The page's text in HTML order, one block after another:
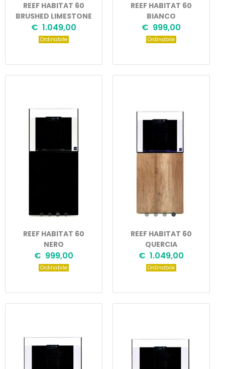
REEF HABITAT 60
BRUSHED LIMESTONE
€ 1.049,00
Ordinabile
REEF HABITAT 60
BIANCO
€ 999,00
Ordinabile
REEF HABITAT 60
NERO
€ 999,00
Ordinabile
REEF HABITAT 60
QUERCIA
€ 1.049,00
Ordinabile